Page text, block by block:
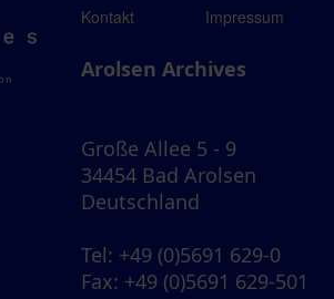
Kontakt Impressum
Arolsen Archives
Große Allee 5 - 9
34454 Bad Arolsen
Deutschland
Tel: +49 (0)5691 629-0
Fax: +49 (0)5691 629-501